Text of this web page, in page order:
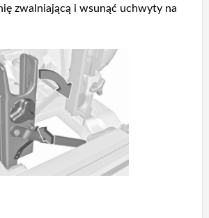
zwalniającą i wsunąć uchwyty na